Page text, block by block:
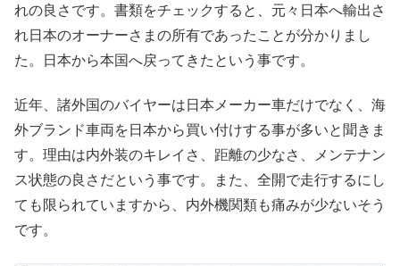
れの良さです。書類をチェックすると、元々日本へ輸出さ
れ日本のオーナーさまの所有であったことが分かりまし
た。日本から本国へ戻ってきたという事です。
近年、諸外国のバイヤーは日本メーカー車だけでなく、海
外ブランド車両を日本から買い付けする事が多いと聞きま
す。理由は内外装のキレイさ、距離の少なさ、メンテナン
ス状態の良さだという事です。また、全開で走行するにし
ても限られていますから、内外機関類も痛みが少ないそう
です。